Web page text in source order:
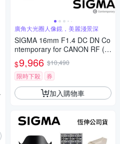
廣角大光圈人像鏡，美麗淺景深
SIGMA 16mm F1.4 DC DN Co
ntemporary for CANON RF (公
司貨) 廣角大光圈定焦鏡 人像
鏡 APS-C 無反微單眼專用鏡頭
$9,966 $10,490
限時下殺
券
加入購物車